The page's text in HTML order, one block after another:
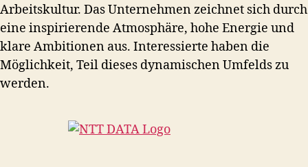
Arbeitskultur. Das Unternehmen zeichnet sich durch
eine inspirierende Atmosphäre, hohe Energie und
klare Ambitionen aus. Interessierte haben die
Möglichkeit, Teil dieses dynamischen Umfelds zu
werden.